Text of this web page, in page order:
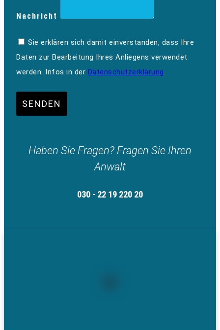
Nachricht
Sie erklären sich damit einverstanden, dass Ihre
Daten zur Bearbeitung Ihres Anliegens verwendet
werden. Infos in der Datenschutzerklärung.
SENDEN
Haben Sie Fragen? Fragen Sie Ihren
Anwalt
030 - 22 19 220 20